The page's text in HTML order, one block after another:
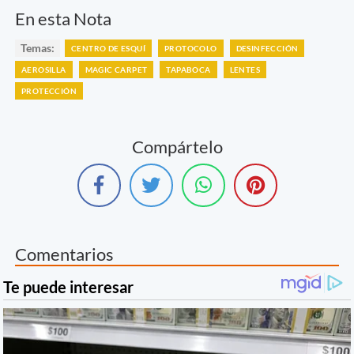
En esta Nota
Temas: CENTRO DE ESQUÍ PROTOCOLO DESINFECCIÓN
AEROSILLA MAGIC CARPET TAPABOCA LENTES
PROTECCIÓN
Compártelo
Comentarios